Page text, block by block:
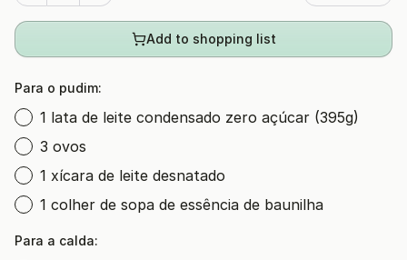
Add to shopping list
Para o pudim:
1 lata de leite condensado zero açúcar (395g)
3 ovos
1 xícara de leite desnatado
1 colher de sopa de essência de baunilha
Para a calda: